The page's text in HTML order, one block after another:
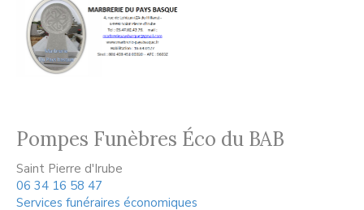
Pompes Funèbres Éco du BAB
Saint Pierre d'Irube
06 34 16 58 47
Services funéraires économiques